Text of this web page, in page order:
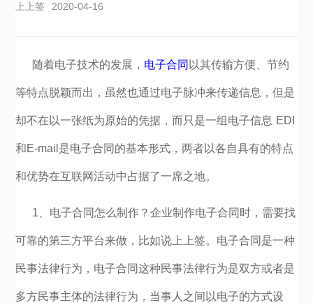
上上签 2020-04-16
随着电子技术的发展， 电子合同 以其传输方便、节约
等特点脱颖而出，虽然也通过电子脉冲来传递信息，但是
却不在以一张纸为原始的凭据，而只是一组电子信息 EDI
和E-mail是电子合同的基本形式，两者以各自具有的特点
和优势在互联网活动中占据了一席之地。
1、电子合同怎么制作？企业制作电子合同时，需要找
可靠的第三方平台来做，比如说上上签。电子合同是一种
民事法律行为，电子合同这种民事法律行为是双方或者是
多方民事主体的法律行为，当事人之间以电子的方式设